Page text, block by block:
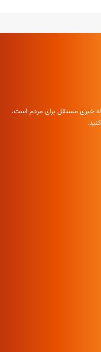
خبری مستقل برای مردم است.